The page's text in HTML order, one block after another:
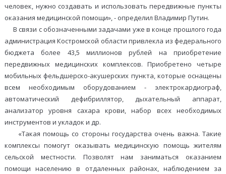
человек, нужно создавать и использовать передвижные пункты
оказания медицинской помощи», - определил Владимир Путин.
В связи с обозначенными задачами уже в конце прошлого года
администрация Костромской области привлекла из федерального
бюджета более 43,5 миллионов рублей на приобретение
передвижных медицинских комплексов. Приобретено четыре
мобильных фельдшерско-акушерских пункта, которые оснащены
всем необходимым оборудованием - электрокардиограф,
автоматический дефибриллятор, дыхательный аппарат,
анализатор уровня сахара крови, набор всех необходимых
инструментов и укладок и др.
«Такая помощь со стороны государства очень важна. Такие
комплексы помогут оказывать медицинскую помощь жителям
сельской местности. Позволят нам заниматься оказанием
помощи населению в отдаленных районах, наблюдением за